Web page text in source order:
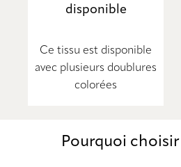
disponible
Ce tissu est disponible
avec plusieurs doublures
colorées
Pourquoi